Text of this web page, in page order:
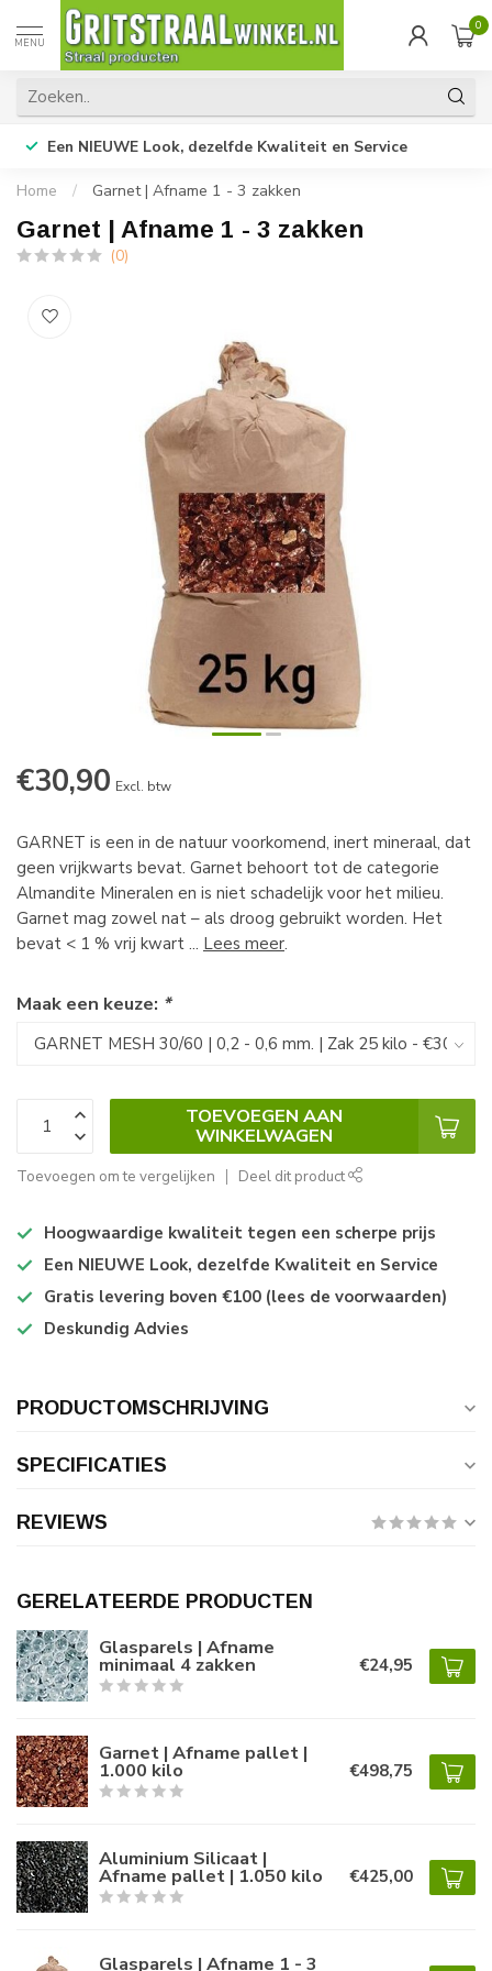
MENU
0
Een NIEUWE Look, dezelfde Kwaliteit en Service
Home / Garnet | Afname 1 - 3 zakken
Garnet | Afname 1 - 3 zakken
(0)
€30,90 Excl. btw
GARNET is een in de natuur voorkomend, inert mineraal, dat
geen vrijkwarts bevat. Garnet behoort tot de categorie
Almandite Mineralen en is niet schadelijk voor het milieu.
Garnet mag zowel nat – als droog gebruikt worden. Het
bevat < 1 % vrij kwart ... Lees meer.
Maak een keuze: *
TOEVOEGEN AAN
WINKELWAGEN
Toevoegen om te vergelijken Deel dit product
Hoogwaardige kwaliteit tegen een scherpe prijs
Een NIEUWE Look, dezelfde Kwaliteit en Service
Gratis levering boven €100 (lees de voorwaarden)
Deskundig Advies
PRODUCTOMSCHRIJVING
SPECIFICATIES
REVIEWS
GERELATEERDE PRODUCTEN
Glasparels | Afname
minimaal 4 zakken €24,95
Garnet | Afname pallet |
1.000 kilo €498,75
Aluminium Silicaat |
Afname pallet | 1.050 kilo €425,00
Glasparels | Afname 1 - 3